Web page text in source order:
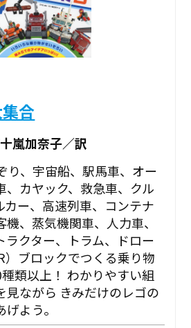
合
嵐加奈子／訳
り、宇宙船、駅馬車、オー
、カヤック、救急車、クル
カー、高速列車、コンテナ
、蒸気機関車、人力車、
ラクター、トラム、ドロー
ブロックでつくる乗り物
類以上！ わかりやすい組
見ながら きみだけのレゴの
よう。